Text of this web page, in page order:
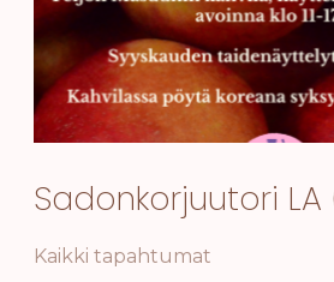
Sadonkorjuutori LA
Kaikki tapahtumat